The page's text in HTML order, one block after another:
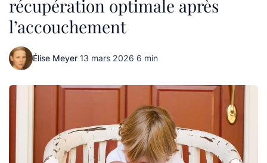
récupération optimale après
l’accouchement
Élise Meyer·13 mars 2026·6 min